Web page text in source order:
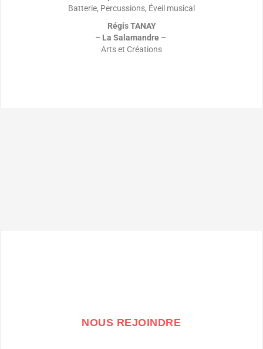
Batterie, Percussions, Éveil musical
Régis TANAY
– La Salamandre –
Arts et Créations
NOUS REJOINDRE